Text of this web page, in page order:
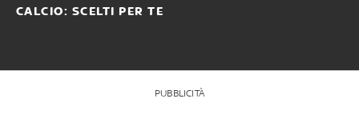
CALCIO: SCELTI PER TE
PUBBLICITÀ